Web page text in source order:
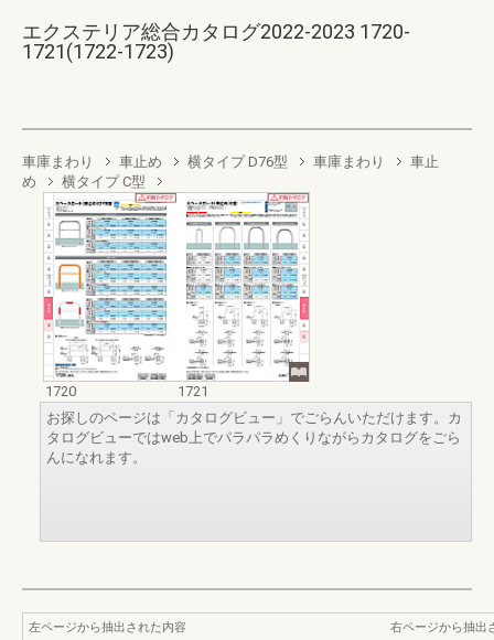
エクステリア総合カタログ2022-2023 1720-
1721(1722-1723)
車庫まわり 車止め 横タイプ D76型 車庫まわり
車止
め
横タイプ C型
1720
1721
お探しのページは「カタログビュー」でごらんいただけます。カ
タログビューではweb上でパラパラめくりながらカタログをごら
んになれます。
左ページから抽出された内容
右ページから抽出